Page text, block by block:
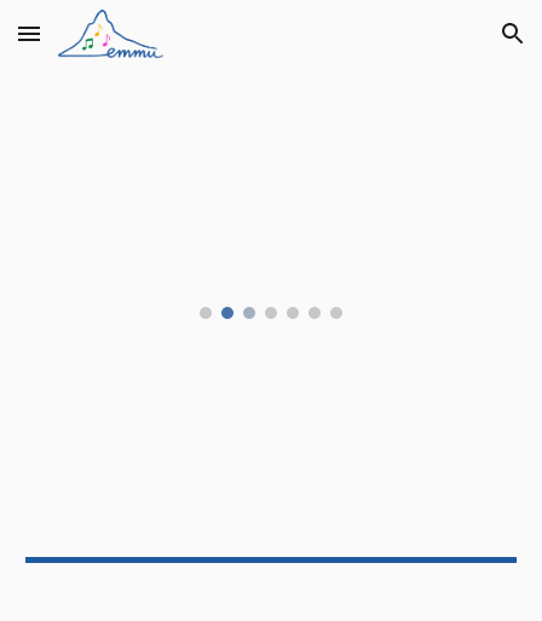
Skip to main content Skip to navigation